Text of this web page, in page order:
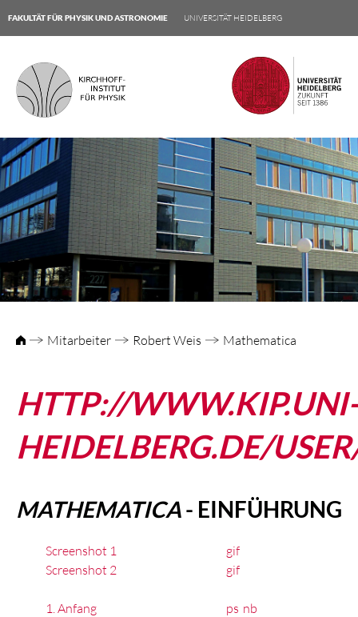
FAKULTÄT FÜR PHYSIK UND ASTRONOMIE UNIVERSITÄT HEIDELBERG
Mitarbeiter Robert Weis Mathematica
HTTP://WWW.KIP.UNI-
HEIDELBERG.DE/
MATHEMATICA- EINFÜHRUNG
Screenshot 1
gif
Screenshot 2
gif
1. Anfang ps nb